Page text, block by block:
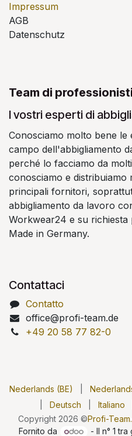
Impressum
AGB
Datenschutz
Team di professionisti
I vostri esperti di
Conosciamo molto bene le
campo dell'abbigliamento
perché lo facciamo da
conosciamo e distribuiamo
principali fornitori,
abbigliamento da lavoro
Workwear24 e su richiesta
Made in Germany.
Contattaci
Contatto
office@profi-team.de
+49 20 58 77 82-0
Copyright 2026 ©Profi-
Nederlands (BE)
Deutsch Italiano
Fornito da - Il n° 1 tra